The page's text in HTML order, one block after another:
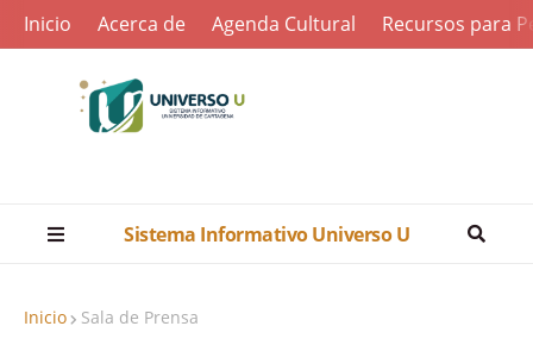
Inicio Acerca de Agenda Cultural Recursos para
Sistema Informativo Universo U
Inicio Sala de Prensa